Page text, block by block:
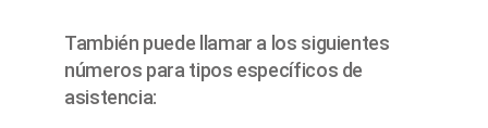
También puede llamar a los siguientes
números para tipos específicos de
asistencia: